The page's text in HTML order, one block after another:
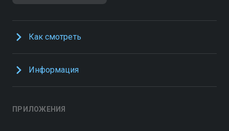
Как смотреть
Информация
ПРИЛОЖЕНИЯ